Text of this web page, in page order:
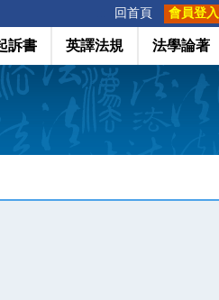
回首頁 會員登入
訴書 英譯法規 法學論著